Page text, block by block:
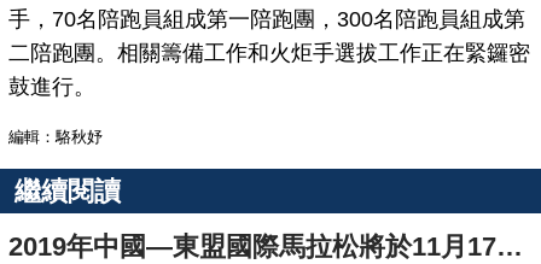
手，70名陪跑員組成第一陪跑團，300名陪跑員組成第
二陪跑團。相關籌備工作和火炬手選拔工作正在緊鑼密
鼓進行。
編輯：駱秋妤
繼續閱讀
2019年中國—東盟國際馬拉松將於11月17日開跑